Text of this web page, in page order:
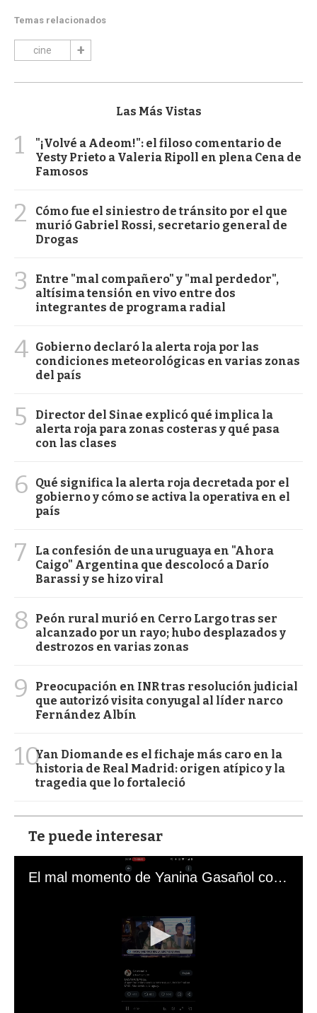
Temas relacionados
cine
Las Más Vistas
1
"¡Volvé a Adeom!": el filoso comentario de
Yesty Prieto a Valeria Ripoll en plena Cena de
Famosos
2
Cómo fue el siniestro de tránsito por el que
murió Gabriel Rossi, secretario general de
Drogas
3
Entre "mal compañero" y "mal perdedor",
altísima tensión en vivo entre dos
integrantes de programa radial
4 Gobierno declaró la alerta roja por las
condiciones meteorológicas en varias zonas
del país
5
Director del Sinae explicó qué implica la
alerta roja para zonas costeras y qué pasa
con las clases
6
Qué significa la alerta roja decretada por el
gobierno y cómo se activa la operativa en el
país
7
La confesión de una uruguaya en "Ahora
Caigo" Argentina que descolocó a Darío
Barassi y se hizo viral
8
Peón rural murió en Cerro Largo tras ser
alcanzado por un rayo; hubo desplazados y
destrozos en varias zonas
9
Preocupación en INR tras resolución judicial
que autorizó visita conyugal al líder narco
Fernández Albín
10Yan Diomande es el fichaje más caro en la
historia de Real Madrid: origen atípico y la
tragedia que lo fortaleció
Te puede interesar
El mal momento de Yanina Gasañol con un hincha argentino en "Subrayado"